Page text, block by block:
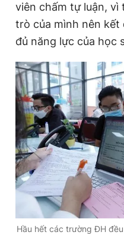
viên chấm tự luận, vì
trò của mình nên kết
đủ năng lực của học
Hầu hết các trường ĐH